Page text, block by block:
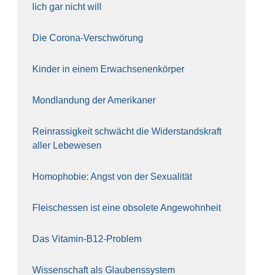
lich gar nicht will
Die Coro­na-Ver­schwö­rung
Kin­der in einem Erwach­se­nen­kör­per
Mond­lan­dung der Ame­ri­ka­ner
Rein­ras­sig­keit schwächt die Wider­stands­kraft
aller Lebe­we­sen
Homo­pho­bie: Angst von der Sexua­li­tät
Fleisch­essen ist eine obso­le­te An‍ge‍wohn‍heit
Das Vit­amin-B12-Pro­blem
Wis­sen­schaft als Glau­bens­sys­tem